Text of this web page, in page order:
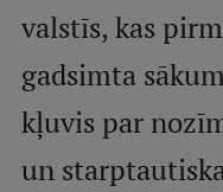
Par RSU
valstīs, kas
gadsimta
kļuvis par
un